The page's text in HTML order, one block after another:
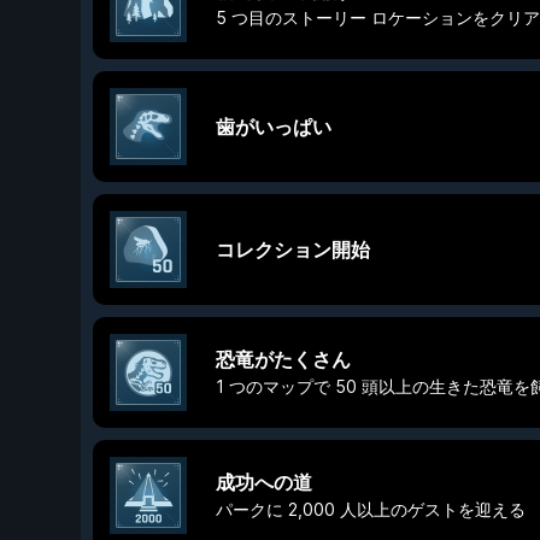
5 つ目のストーリー ロケーションをクリ
歯がいっぱい
コレクション開始
恐竜がたくさん
1 つのマップで 50 頭以上の生きた恐竜を
成功への道
パークに 2,000 人以上のゲストを迎える